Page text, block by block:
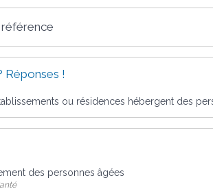
Réponses !
ou résidences hébergent des
des personnes âgées